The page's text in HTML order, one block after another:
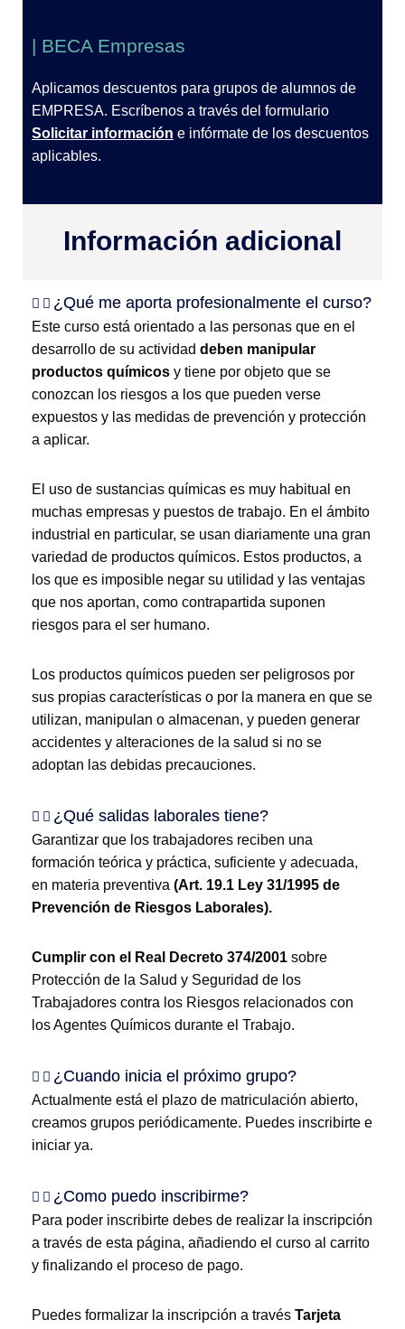
| BECA Empresas
Aplicamos descuentos para grupos de alumnos de
EMPRESA. Escríbenos a través del formulario
Solicitar información e infórmate de los descuentos
aplicables.
Información adicional
¿Qué me aporta profesionalmente el curso?
Este curso está orientado a las personas que en el
desarrollo de su actividad deben manipular
productos químicos y tiene por objeto que se
conozcan los riesgos a los que pueden verse
expuestos y las medidas de prevención y protección
a aplicar.
El uso de sustancias químicas es muy habitual en
muchas empresas y puestos de trabajo. En el ámbito
industrial en particular, se usan diariamente una gran
variedad de productos químicos. Estos productos, a
los que es imposible negar su utilidad y las ventajas
que nos aportan, como contrapartida suponen
riesgos para el ser humano.
Los productos químicos pueden ser peligrosos por
sus propias características o por la manera en que se
utilizan, manipulan o almacenan, y pueden generar
accidentes y alteraciones de la salud si no se
adoptan las debidas precauciones.
¿Qué salidas laborales tiene?
Garantizar que los trabajadores reciben una
formación teórica y práctica, suficiente y adecuada,
en materia preventiva (Art. 19.1 Ley 31/1995 de
Prevención de Riesgos Laborales).
Cumplir con el Real Decreto 374/2001 sobre
Protección de la Salud y Seguridad de los
Trabajadores contra los Riesgos relacionados con
los Agentes Químicos durante el Trabajo.
¿Cuando inicia el próximo grupo?
Actualmente está el plazo de matriculación abierto,
creamos grupos periódicamente. Puedes inscribirte e
iniciar ya.
¿Como puedo inscribirme?
Para poder inscribirte debes de realizar la inscripción
a través de esta página, añadiendo el curso al carrito
y finalizando el proceso de pago.
Puedes formalizar la inscripción a través Tarjeta